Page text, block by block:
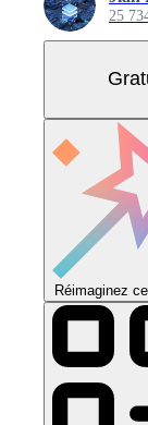
25
Réimaginez